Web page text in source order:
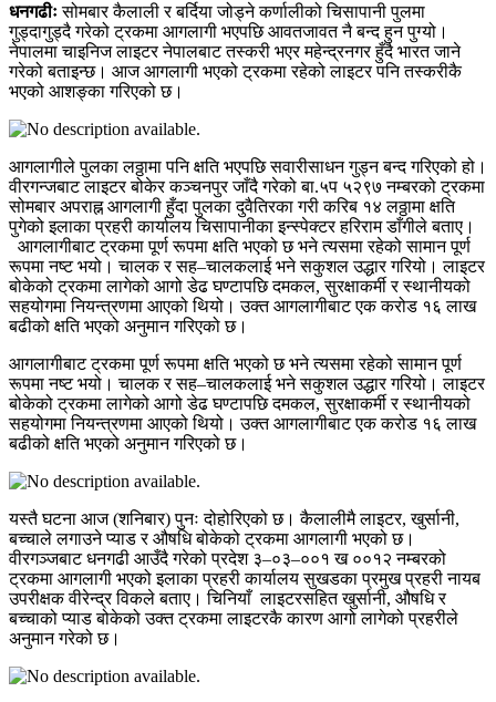
धनगढीःसोमबार कैलाली र बर्दिया जोड्ने कर्णालीको चिसापानी पुलमा
गुड्दागुड्दै गरेको ट्रकमा आगलागी भएपछि आवतजावत नै बन्द हुन पुग्यो।
नेपालमा चाइनिज लाइटर नेपालबाट तस्करी भएर महेन्द्रनगर हुँदै भारत जाने
गरेको बताइन्छ। आज आगलागी भएको ट्रकमा रहेको लाइटर पनि तस्करीकै
भएको आशङ्का गरिएको छ।
आगलागीले पुलका लठ्ठामा पनि क्षति भएपछि सवारीसाधन गुड्न बन्द गरिएको हो।
वीरगन्जबाट लाइटर बोकेर कञ्चनपुर जाँदै गरेको बा.५प ५२९७ नम्बरको ट्रकमा
सोमबार अपराह्न आगलागी हुँदा पुलका दुवैतिरका गरी करिब १४ लठ्ठामा क्षति
पुगेको इलाका प्रहरी कार्यालय चिसापानीका इन्स्पेक्टर हरिराम डाँगीले बताए।
आगलागीबाट ट्रकमा पूर्ण रूपमा क्षति भएको छ भने त्यसमा रहेको सामान पूर्ण
रूपमा नष्ट भयो। चालक र सह–चालकलाई भने सकुशल उद्धार गरियो। लाइटर
बोकेको ट्रकमा लागेको आगो डेढ घण्टापछि दमकल, सुरक्षाकर्मी र स्थानीयको
सहयोगमा नियन्त्रणमा आएको थियो। उक्त आगलागीबाट एक करोड १६ लाख
बढीको क्षति भएको अनुमान गरिएको छ।
आगलागीबाट ट्रकमा पूर्ण रूपमा क्षति भएको छ भने त्यसमा रहेको सामान पूर्ण
रूपमा नष्ट भयो। चालक र सह–चालकलाई भने सकुशल उद्धार गरियो। लाइटर
बोकेको ट्रकमा लागेको आगो डेढ घण्टापछि दमकल, सुरक्षाकर्मी र स्थानीयको
सहयोगमा नियन्त्रणमा आएको थियो। उक्त आगलागीबाट एक करोड १६ लाख
बढीको क्षति भएको अनुमान गरिएको छ।
यस्तै घटना आज (शनिबार) पुनः दोहोरिएको छ। कैलालीमै लाइटर, खुर्सानी,
बच्चाले लगाउने प्याड र औषधि बोकेको ट्रकमा आगलागी भएको छ।
वीरगञ्जबाट धनगढी आउँदै गरेको प्रदेश ३–०३–००१ ख ००१२ नम्बरको
ट्रकमा आगलागी भएको इलाका प्रहरी कार्यालय सुखडका प्रमुख प्रहरी नायब
उपरीक्षक वीरेन्द्र विकले बताए। चिनियाँ लाइटरसहित खुर्सानी, औषधि र
बच्चाको प्याड बोकेको उक्त ट्रकमा लाइटरकै कारण आगो लागेको प्रहरीले
अनुमान गरेको छ।